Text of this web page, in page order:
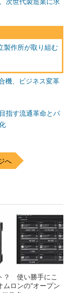
製作所が取り組む
機、ビジネス変革
指す流通革命とパ
へ
？ 使い勝手にこ
ムロンの“オープン